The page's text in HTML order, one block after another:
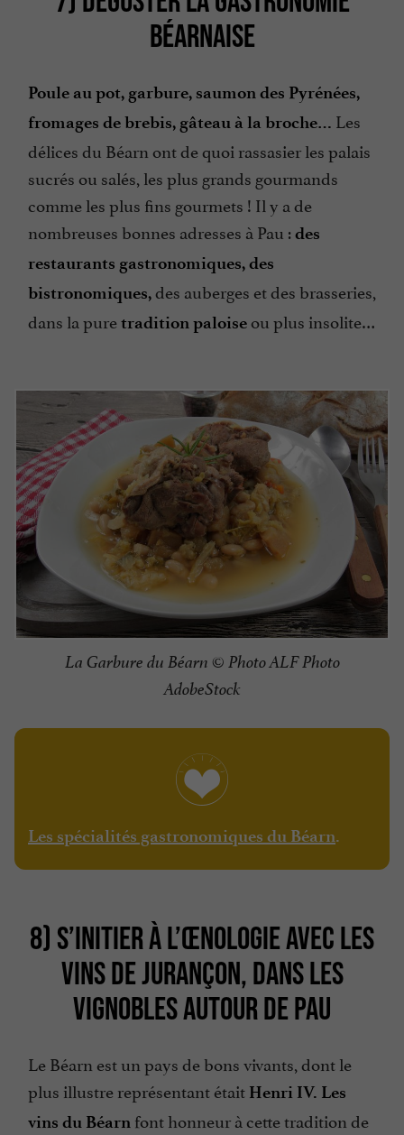
BÉARNAISE
Poule au pot, garbure, saumon des Pyrénées,
fromages de brebis, gâteau à la broche… Les
délices du Béarn ont de quoi rassasier les palais
sucrés ou salés, les plus grands gourmands
comme les plus fins gourmets ! Il y a de
nombreuses bonnes adresses à Pau :des
restaurants gastronomiques, des
bistronomiques,des auberges et des brasseries,
dans la puretradition paloise ou plus insolite…
La Garbure du Béarn © Photo ALF Photo
AdobeStock
Les spécialités gastronomiques du Béarn.
8) S’INITIER À L’ŒNOLOGIE AVEC LES
VINS DE JURANÇON, DANS LES
VIGNOBLES AUTOUR DE PAU
Le Béarn est un pays de bons vivants, dont le
plus illustre représentant était Henri IV. Les
vins du Béarn font honneur à cette tradition de